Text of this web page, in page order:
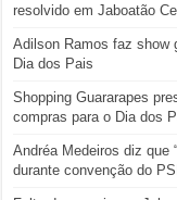
resolvido em Jaboatão
Adilson Ramos faz show
Dia dos Pais
Shopping Guararapes
compras para o Dia dos
Andréa Medeiros diz que
durante convenção do